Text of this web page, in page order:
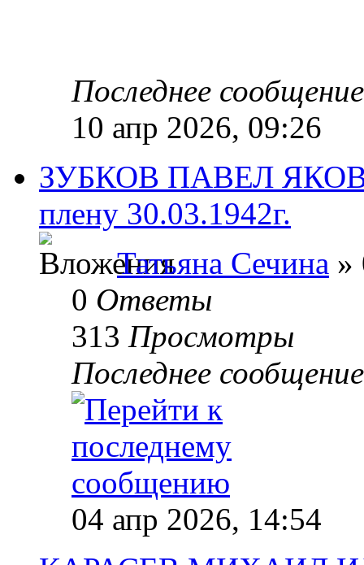
Последнее
10 апр 2026, 09:26
ЗУБКОВ ПАВЕЛ
плену 30.03.1942г.
Татьяна Сечина »
0 Ответы
313 Просмотры
Последнее
04 апр 2026, 14:54